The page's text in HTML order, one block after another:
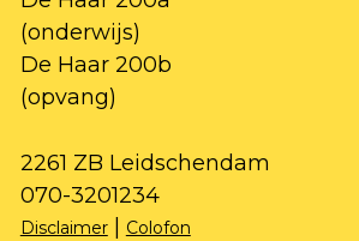
(onderwijs)
De Haar 200b
(opvang)
2261 ZB Leidschendam
070-3201234
Disclaimer| Colofon